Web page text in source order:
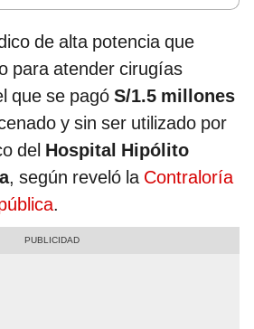
de alta potencia que
para atender cirugías
que se pagó S/1.5 millones
y sin ser utilizado por
del Hospital Hipólito
, según reveló la Contraloría
.